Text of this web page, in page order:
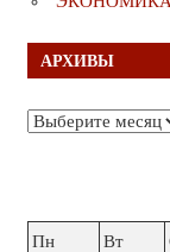
АРХИВЫ
Архивы
Пн
Вт